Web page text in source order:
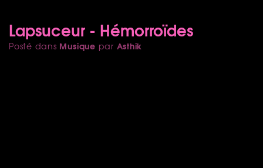
Lapsuceur - Hémorroïdes
Posté dans Musique par Asthik